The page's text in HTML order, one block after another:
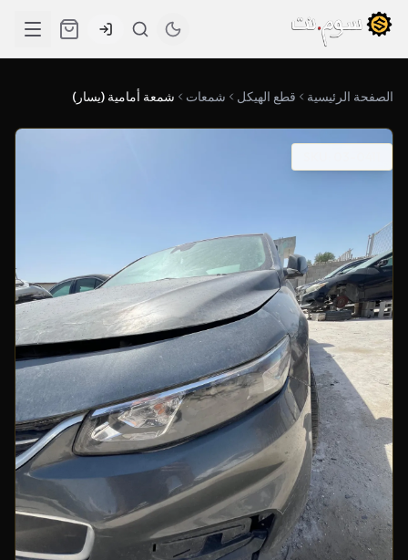
الصفحة الرئيسية قطع الهيكل شمعات شمعة أمامية (يسار)